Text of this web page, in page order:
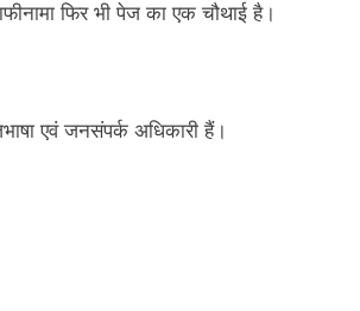
फिर भी पेज का एक चौथाई है।
एवं जनसंपर्क अधिकारी हैं।